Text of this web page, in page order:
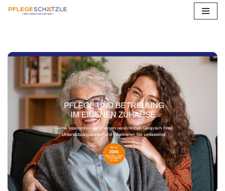
springen